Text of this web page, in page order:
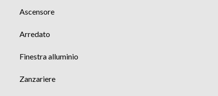
Ascensore
Arredato
Finestra alluminio
Zanzariere